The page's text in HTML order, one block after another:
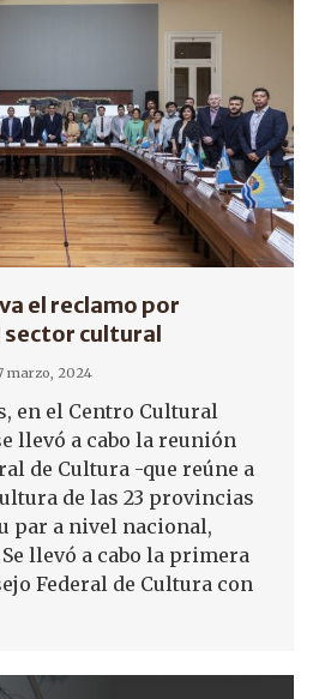
el reclamo por
sector cultural
marzo, 2024
en el Centro Cultural
llevó a cabo la reunión
de Cultura -que reúne a
de las 23 provincias
par a nivel nacional,
llevó a cabo la primera
Federal de Cultura con